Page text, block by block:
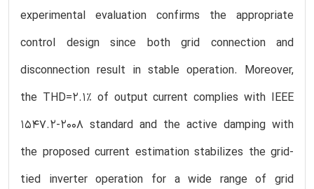
experimental evaluation confirms the appropriate
control design since both grid connection and
disconnection result in stable operation. Moreover,
the THD=2.1% of output current complies with IEEE
1547.2-2008 standard and the active damping with
the proposed current estimation stabilizes the grid-
tied inverter operation for a wide range of grid